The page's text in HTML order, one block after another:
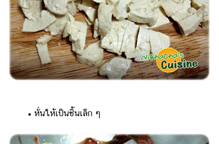
• หั่นให้เป็นชิ้นเล็ก ๆ